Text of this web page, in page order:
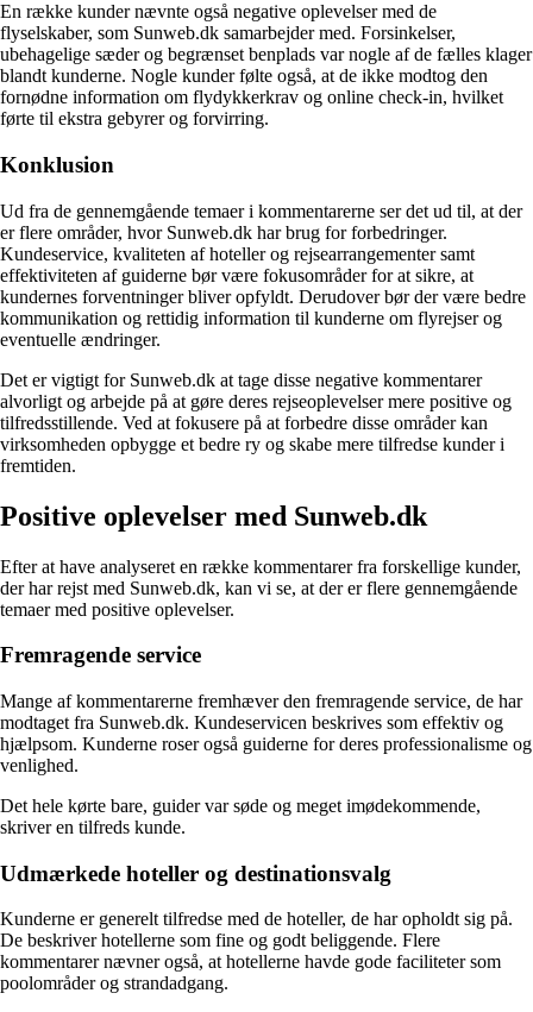
En række kunder nævnte også negative oplevelser med de
flyselskaber, som Sunweb.dk samarbejder med. Forsinkelser,
ubehagelige sæder og begrænset benplads var nogle af de fælles klager
blandt kunderne. Nogle kunder følte også, at de ikke modtog den
fornødne information om flydykkerkrav og online check-in, hvilket
førte til ekstra gebyrer og forvirring.
Konklusion
Ud fra de gennemgående temaer i kommentarerne ser det ud til, at der
er flere områder, hvor Sunweb.dk har brug for forbedringer.
Kundeservice, kvaliteten af hoteller og rejsearrangementer samt
effektiviteten af guiderne bør være fokusområder for at sikre, at
kundernes forventninger bliver opfyldt. Derudover bør der være bedre
kommunikation og rettidig information til kunderne om flyrejser og
eventuelle ændringer.
Det er vigtigt for Sunweb.dk at tage disse negative kommentarer
alvorligt og arbejde på at gøre deres rejseoplevelser mere positive og
tilfredsstillende. Ved at fokusere på at forbedre disse områder kan
virksomheden opbygge et bedre ry og skabe mere tilfredse kunder i
fremtiden.
Positive oplevelser med Sunweb.dk
Efter at have analyseret en række kommentarer fra forskellige kunder,
der har rejst med Sunweb.dk, kan vi se, at der er flere gennemgående
temaer med positive oplevelser.
Fremragende service
Mange af kommentarerne fremhæver den fremragende service, de har
modtaget fra Sunweb.dk. Kundeservicen beskrives som effektiv og
hjælpsom. Kunderne roser også guiderne for deres professionalisme og
venlighed.
Det hele kørte bare, guider var søde og meget imødekommende,
skriver en tilfreds kunde.
Udmærkede hoteller og destinationsvalg
Kunderne er generelt tilfredse med de hoteller, de har opholdt sig på.
De beskriver hotellerne som fine og godt beliggende. Flere
kommentarer nævner også, at hotellerne havde gode faciliteter som
poolområder og strandadgang.